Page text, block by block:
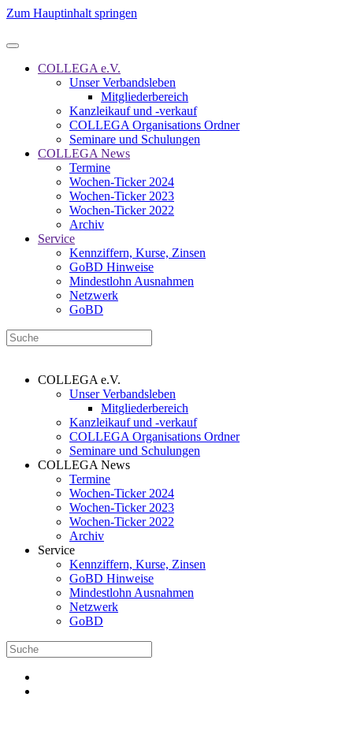
Zum Hauptinhalt springen
COLLEGA e.V.
Unser Verbandsleben
Mitgliederbereich
Kanzleikauf und -verkauf
COLLEGA Organisations Ordner
Seminare und Schulungen
COLLEGA News
Termine
Wochen-Ticker 2024
Wochen-Ticker 2023
Wochen-Ticker 2022
Archiv
Service
Kennziffern, Kurse, Zinsen
GoBD Hinweise
Mindestlohn Ausnahmen
Netzwerk
GoBD
COLLEGA e.V.
Unser Verbandsleben
Mitgliederbereich
Kanzleikauf und -verkauf
COLLEGA Organisations Ordner
Seminare und Schulungen
COLLEGA News
Termine
Wochen-Ticker 2024
Wochen-Ticker 2023
Wochen-Ticker 2022
Archiv
Service
Kennziffern, Kurse, Zinsen
GoBD Hinweise
Mindestlohn Ausnahmen
Netzwerk
GoBD